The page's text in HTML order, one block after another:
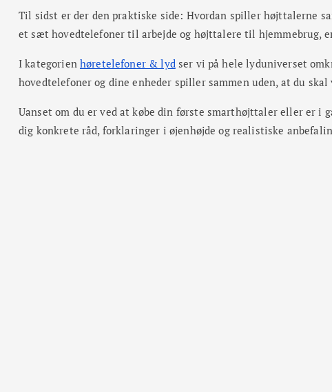
Til sidst er der den praktiske side: Hvordan spiller højttalerne
et sæt hovedtelefoner til arbejde og højttalere til hjemmebrug,
I kategorien høretelefoner & lyd ser vi på hele lyduniverset
hovedtelefoner og dine enheder spiller sammen uden, at du
Uanset om du er ved at købe din første smarthøjttaler eller er i
dig konkrete råd, forklaringer i øjenhøjde og realistiske